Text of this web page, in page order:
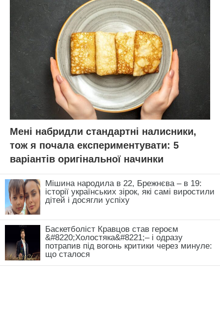
Мені набридли стандартні налисники,
тож я почала експериментувати: 5
варіантів оригінальної начинки
Мішина народила в 22, Брежнєва – в 19:
історії українських зірок, які самі виростили
дітей і досягли успіху
Баскетболіст Кравцов став героєм
&#8220;Холостяка&#8221;– і одразу
потрапив під вогонь критики через минуле:
що сталося